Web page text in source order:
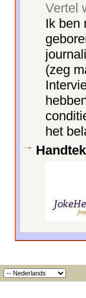
Vertel
Ik ben
(zeg
het